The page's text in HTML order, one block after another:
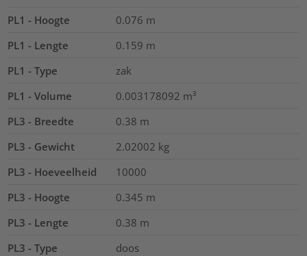
PL1 - Hoogte
0.076 m
PL1 - Lengte
0.159 m
PL1 - Type
zak
PL1 - Volume
0.003178092 m³
PL3 - Breedte
0.38 m
PL3 - Gewicht
2.02002 kg
PL3 - Hoeveelheid
10000
PL3 - Hoogte
0.345 m
PL3 - Lengte
0.38 m
PL3 - Type
doos